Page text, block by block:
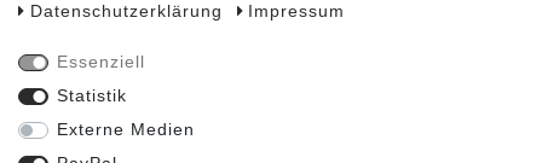
Daten­schutz­erklärung
Impressum
Essenziell
Statistik
Externe Medien